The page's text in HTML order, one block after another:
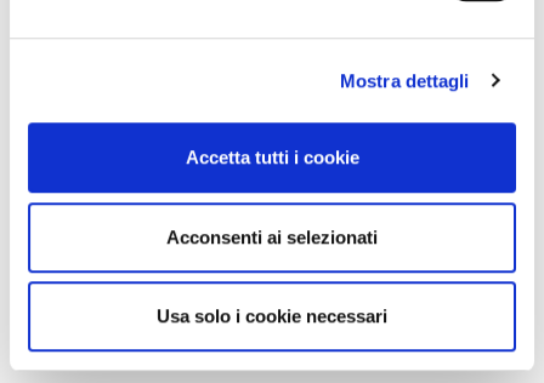
Mostra dettagli
Accetta tutti i cookie
Acconsenti ai selezionati
Usa solo i cookie necessari